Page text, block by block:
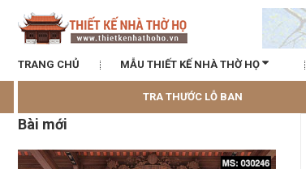
TRANG CHỦ MẪU THIẾT KẾ NHÀ THỜ HỌ
TRA THƯỚC LỖ BAN
Bài mới